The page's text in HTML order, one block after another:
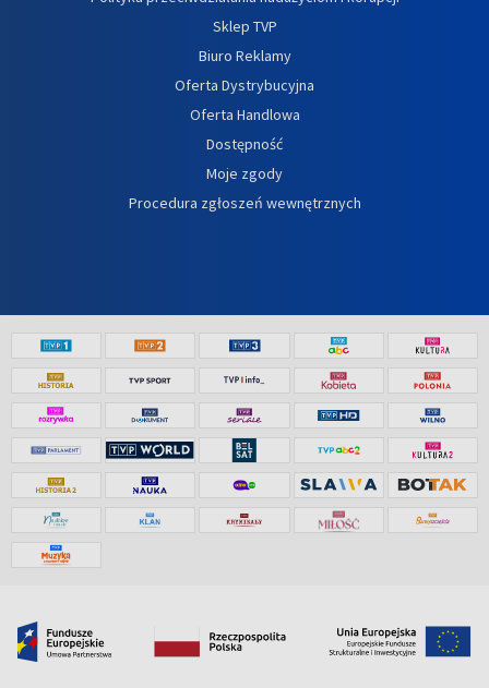
Sklep TVP
Biuro Reklamy
Oferta Dystrybucyjna
Oferta Handlowa
Dostępność
Moje zgody
Procedura zgłoszeń wewnętrznych